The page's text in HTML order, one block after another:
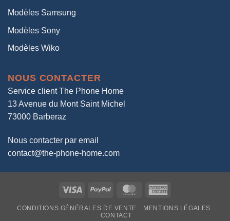
Modèles Samsung
Modèles Sony
Modèles Wiko
NOUS CONTACTER
Service client The Phone Home
13 Avenue du Mont Saint Michel
73000 Barberaz
Nous contacter par email
contact@the-phone-home.com
Visa PayPal MasterCard
CONDITIONS GÉNÉRALES DE VENTE
MENTIONS LÉGALES
CONTACT